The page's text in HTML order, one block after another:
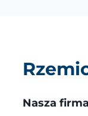
Nasza